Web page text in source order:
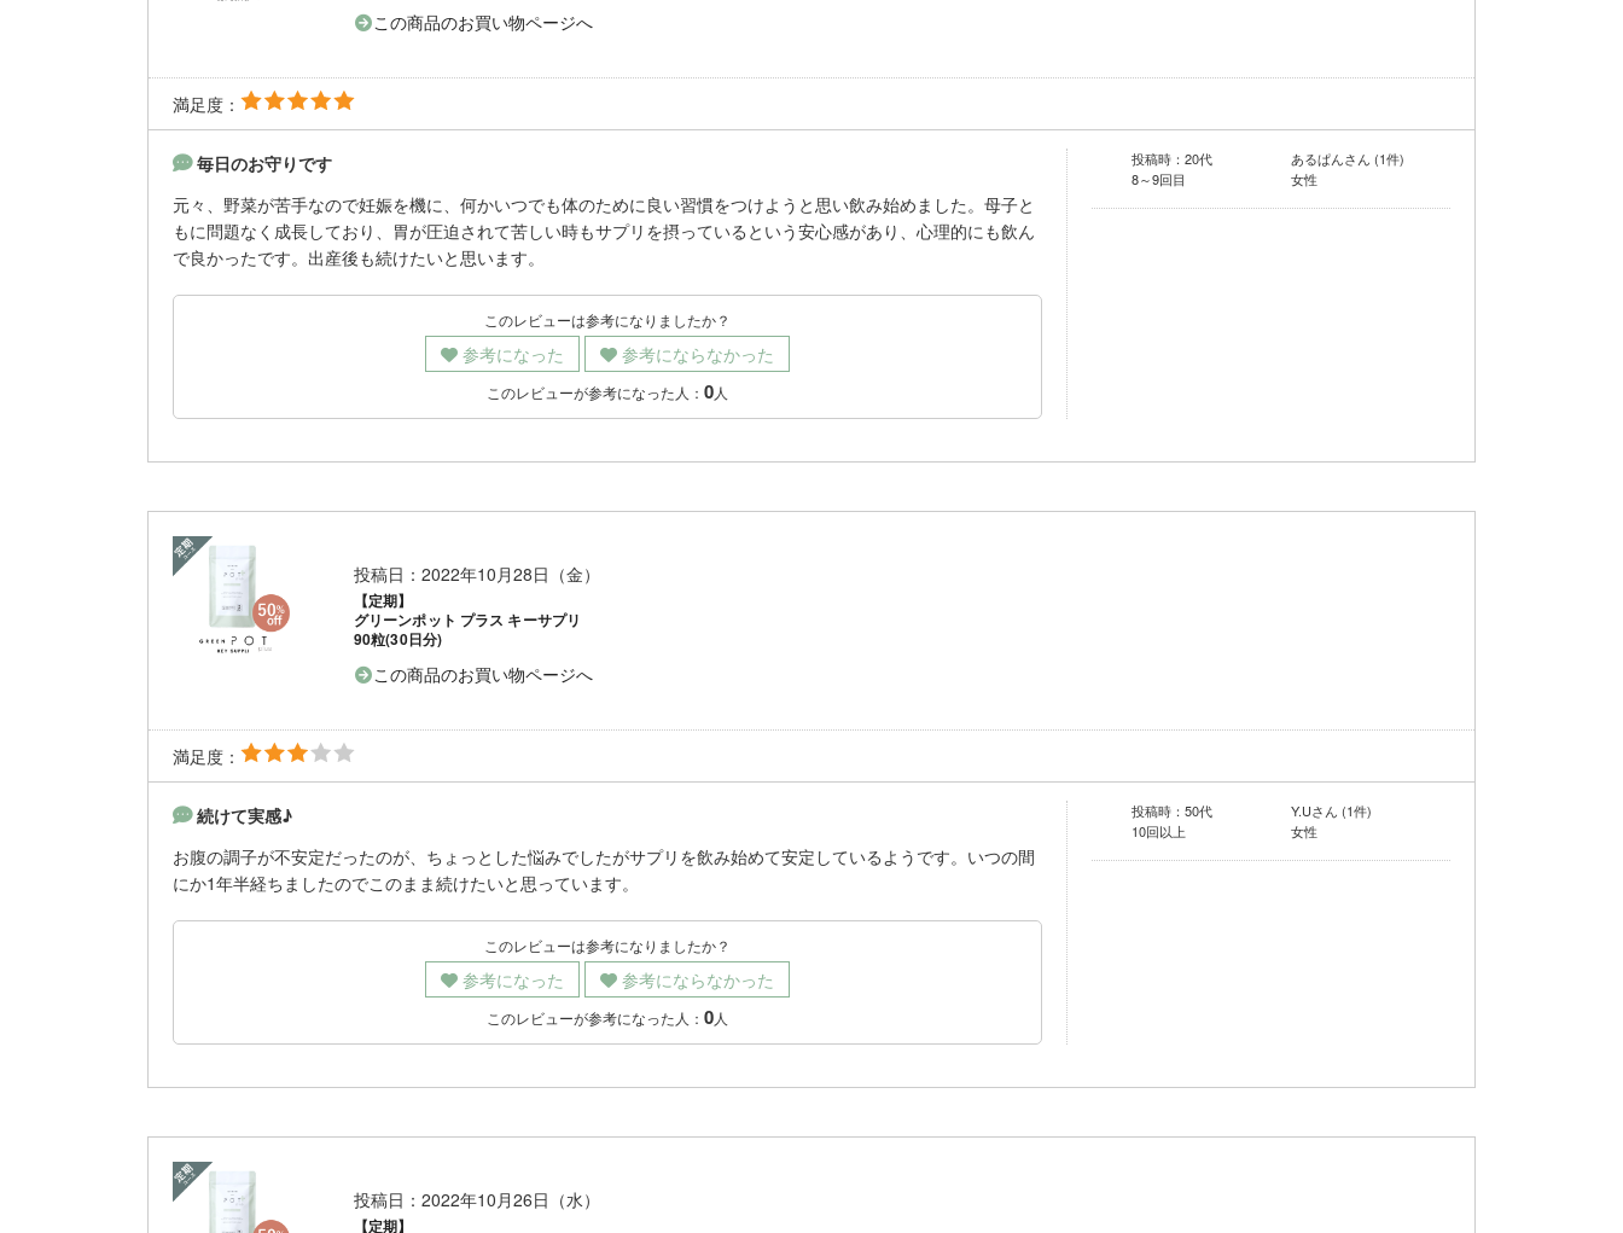
この商品のお買い物ページへ
満足度：
毎日のお守りです
元々、野菜が苦手なので妊娠を機に、何かいつでも体のために良い習慣をつけようと思い飲み始めました。母子と
もに問題なく成長しており、胃が圧迫されて苦しい時もサプリを摂っているという安心感があり、心理的にも飲ん
で良かったです。出産後も続けたいと思います。
このレビューは参考になりましたか？
参考になった 参考にならなかった
このレビューが参考になった人： 0人
あるぱんさん (1件)
投稿時：20代
女性
8～9回目
投稿日：2022年10月28日（金）
【定期】
グリーンポット プラス キーサプリ
90粒(30日分)
この商品のお買い物ページへ
満足度：
続けて実感♪
お腹の調子が不安定だったのが、ちょっとした悩みでしたがサプリを飲み始めて安定しているようです。いつの間
にか1年半経ちましたのでこのまま続けたいと思っています。
このレビューは参考になりましたか？
参考になった 参考にならなかった
このレビューが参考になった人： 0人
Y.Uさん (1件)
投稿時：50代
女性
10回以上
投稿日：2022年10月26日（水）
【定期】